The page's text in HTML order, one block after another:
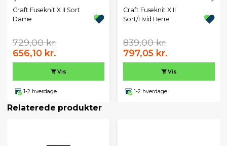
Craft Fuseknit X II Sort
Dame
729,00 kr.
656,10 kr.
Vis
1-2 hverdage
Craft Fuseknit X II
Sort/Hvid Herre
839,00 kr.
797,05 kr.
Vis
1-2 hverdage
Relaterede produkter